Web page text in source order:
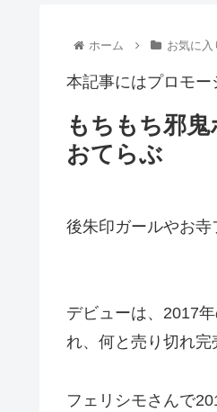
ホーム お気に入
本記事にはプロモ
もちもち邪
おてらぶ
後朱印ガールやお寺
デビューは、2017
れ、何と売り切れ完
フェリシモさんで